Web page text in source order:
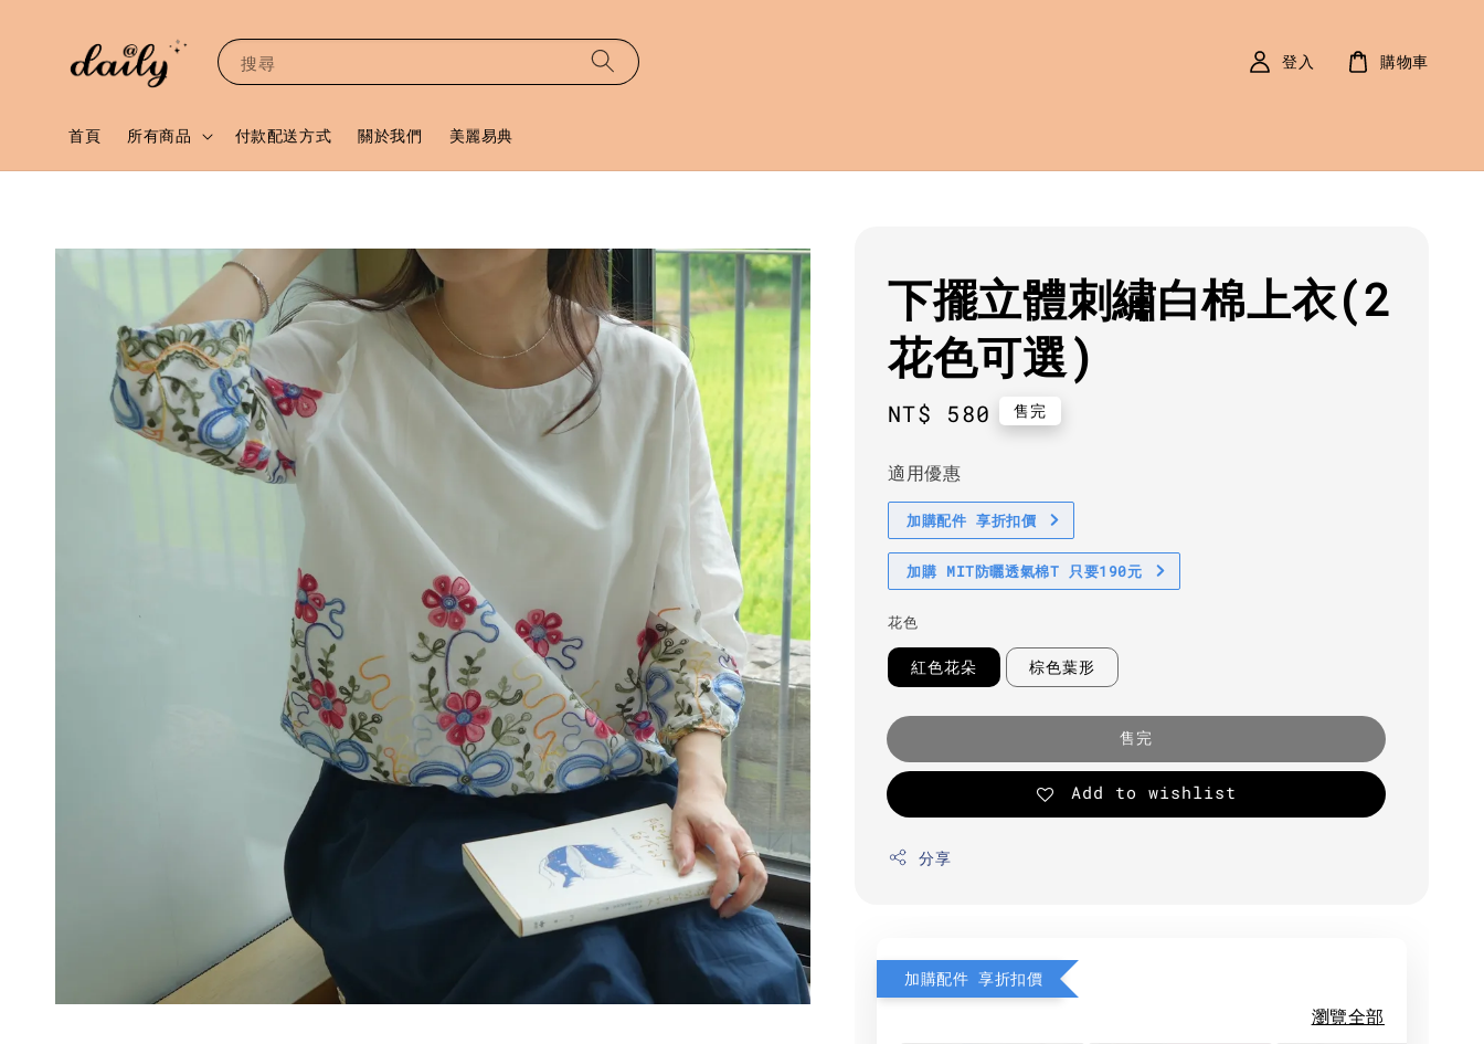
搜尋
首頁 所有商品 付款配送方式 關於我們 美麗易典
登入 購物車
下擺立體刺繡白棉上衣(2
花色可選)
Regular
NT$ 580 售完
適用優惠
加購配件 享折扣價
加購 MIT防曬透氣棉T 只要190元
花色
紅色花朵 棕色葉形
售完
Add to wishlist
分享
加購配件 享折扣價
瀏覽全部